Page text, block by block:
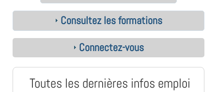
Consultez les formations
Connectez-vous
Toutes les dernières infos emploi